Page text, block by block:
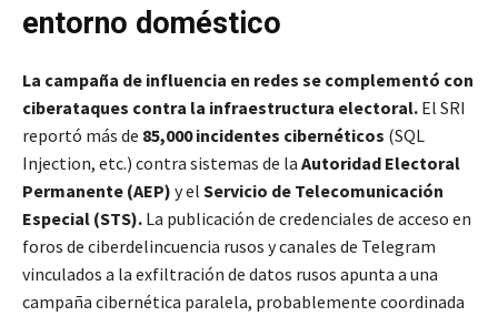
entorno doméstico
La campaña de influencia en redes se complementó con
ciberataques contra la infraestructura electoral. El SRI
reportó más de 85,000 incidentes cibernéticos (SQL
Injection, etc.) contra sistemas de la Autoridad Electoral
Permanente (AEP) y el Servicio de Telecomunicación
Especial (STS). La publicación de credenciales de acceso en
foros de ciberdelincuencia rusos y canales de Telegram
vinculados a la exfiltración de datos rusos apunta a una
campaña cibernética paralela, probablemente coordinada